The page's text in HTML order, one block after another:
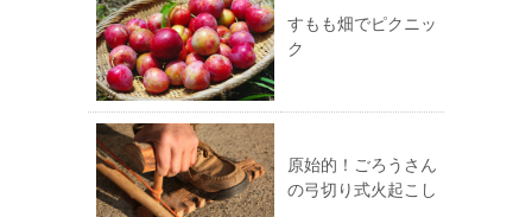
すもも畑でピクニッ
ク
原始的！ごろうさん
の弓切り式火起こし